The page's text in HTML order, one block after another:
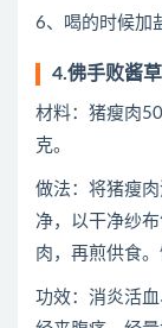
6、喝的时候加
4.佛手败酱
材料：猪瘦肉
克。
做法：将猪瘦
净，以干净纱
肉，再煎供食
功效：消炎活